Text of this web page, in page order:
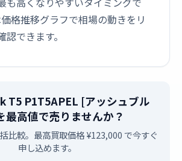
格推移グラフで相場の動きをリ
できます。
T5 P1T5APEL [アッシュブル
最高値で売りませんか？
比較。最高買取価格 ¥123,000 で今すぐ
申し込めます。